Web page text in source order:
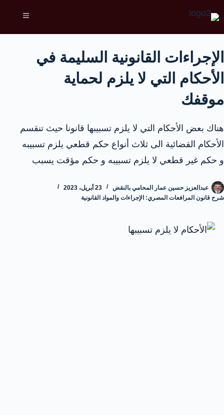
الإجراءات القانونية السليمة في
الأحكام التي لا يلزم لحماية
موقفك
هناك بعض الأحكام التي لا يلزم تسبيبها قانونا حيث تنقسم
الأحكام القضائية الى ثلاث أنواع حكم قطعي يلزم تسبيبه
و حكم غير قطعي لا يلزم تسبيبه و حكم مؤقت يسبب
عبدالعزيز حسين عمار المحامي بالنقض
23 أبريل، 2023
شرح قانون المرافعات المصري: الإجراءات والمواد القانونية